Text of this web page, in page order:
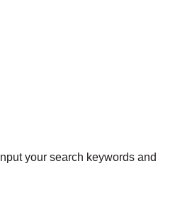
Input your search keywords and